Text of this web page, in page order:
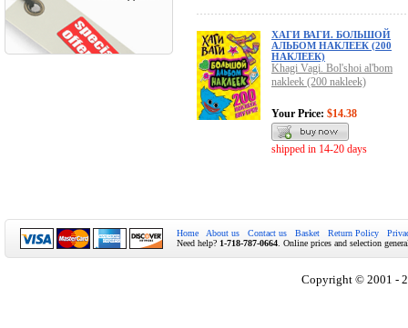
ХАГИ ВАГИ. БОЛЬШОЙ
АЛЬБОМ НАКЛЕЕК (200
НАКЛЕЕК)
Khagi Vagi. Bol'shoi al'bom
nakleek (200 nakleek)
Your Price: $14.38
shipped in 14-20 days
Home About us Contact us Basket Return Policy
Need help? 1-718-787-0664 . Online prices and selection
Copyright © 2001 -